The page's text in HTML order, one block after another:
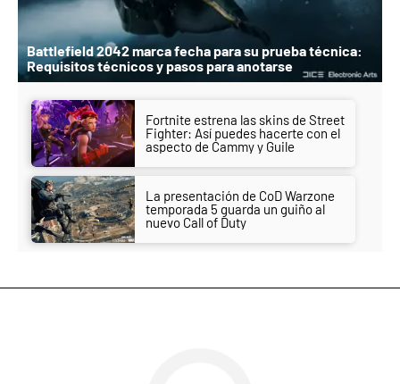
Battlefield 2042 marca fecha para su prueba técnica:
Requisitos técnicos y pasos para anotarse
Fortnite estrena las skins de Street
Fighter: Así puedes hacerte con el
aspecto de Cammy y Guile
La presentación de CoD Warzone
temporada 5 guarda un guiño al
nuevo Call of Duty